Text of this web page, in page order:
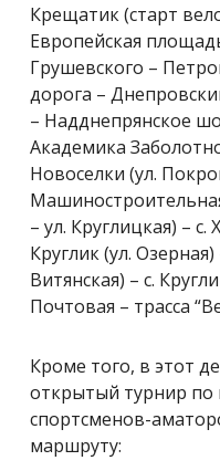
Крещатик (старт
Европейская
Грушевского –
дорога –
– Надднепрянское
Академика
Новоселки (ул.
– ул. Круглицкая) – с.
Круглик (ул.
Витянская) – с.
Почтовая – трасса
Кроме того, в этот
открытый турнир по
спортсменов-
маршруту: